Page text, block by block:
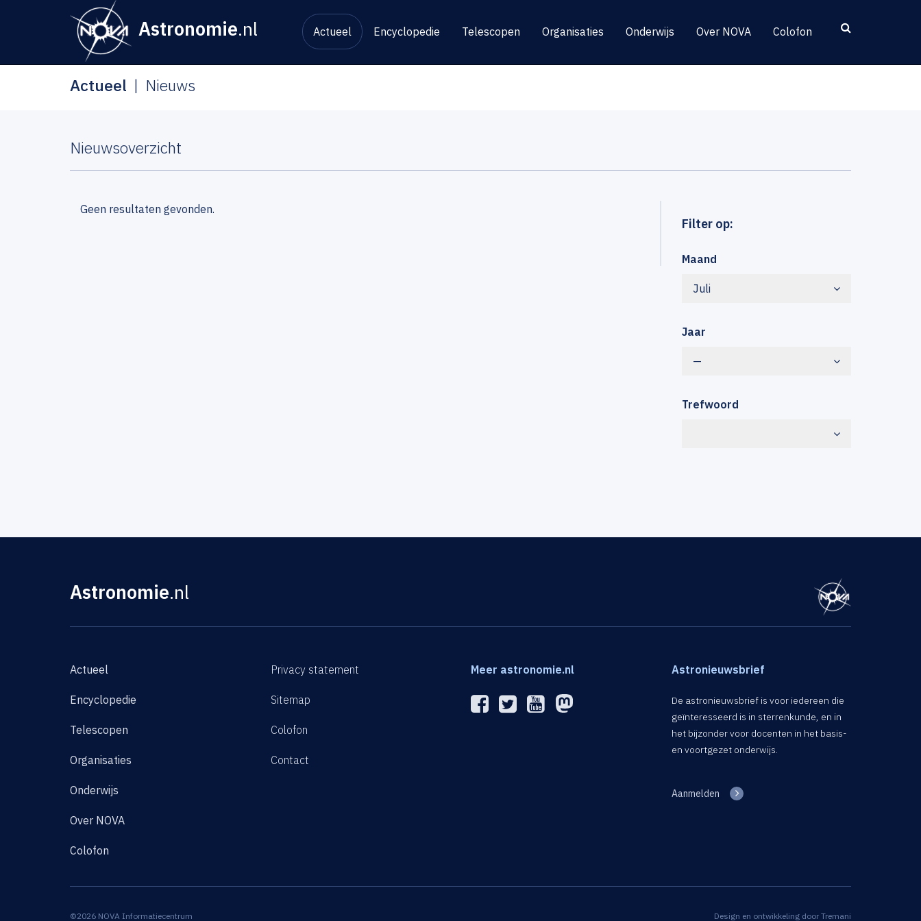
Astronomie.nl Actueel Encyclopedie Telescopen Organisaties Onderwijs Over NOVA Colofon
Actueel Nieuws
Nieuwsoverzicht
Filter op:
Maand
Juli
Jaar
—
Trefwoord
Geen resultaten gevonden.
Astronomie.nl
Actueel
Encyclopedie
Telescopen
Organisaties
Onderwijs
Over NOVA
Colofon
Privacy statement
Sitemap
Colofon
Contact
Meer astronomie.nl Astronieuwsbrief
De astronieuwsbrief is voor iedereen die
geïnteresseerd is in sterrenkunde, en in
het bijzonder voor docenten in het basis-
en voortgezet onderwijs.
Aanmelden
©2026 NOVA Informatiecentrum Design en ontwikkeling door Tremani